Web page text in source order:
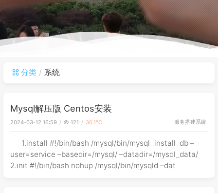
分类 系统
Mysql解压版 Centos安装
2024-03-12 16:59 121 36.1℃ 服务搭建系统
1.install #!/bin/bash /mysql/bin/mysql_install_db –
user=service –basedir=/mysql/ –datadir=/mysql_data/
2.init #!/bin/bash nohup /mysql/bin/mysqld –dat